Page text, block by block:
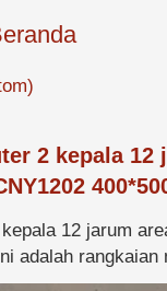
2 kepala 12
12 jarum
adalah